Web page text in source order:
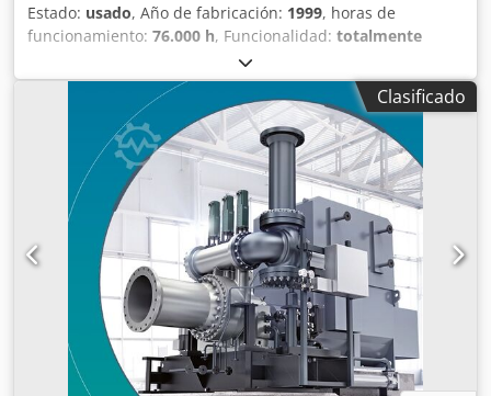
Estado: usado, Año de fabricación: 1999, horas de
funcionamiento: 76.000 h, Funcionalidad: totalmente
, número de máquina/vehículo:
básicos: • Fabricante: BHS Cincinatti • Modelo: AD 63T •
Número de serie: 516950 • Año de fabricación: 1999
Dwsdpsy Drd Ajfx Abgoa • Potencia nominal: 11.700 kW •
Relación de transmisión: 1500/7555 • Horas de
funcionamiento: 76.000 horas La última inspección de la
caja de cambios se realizó en 2007, se recomienda la
revisión de rodamientos y engranajes.
Clasificado